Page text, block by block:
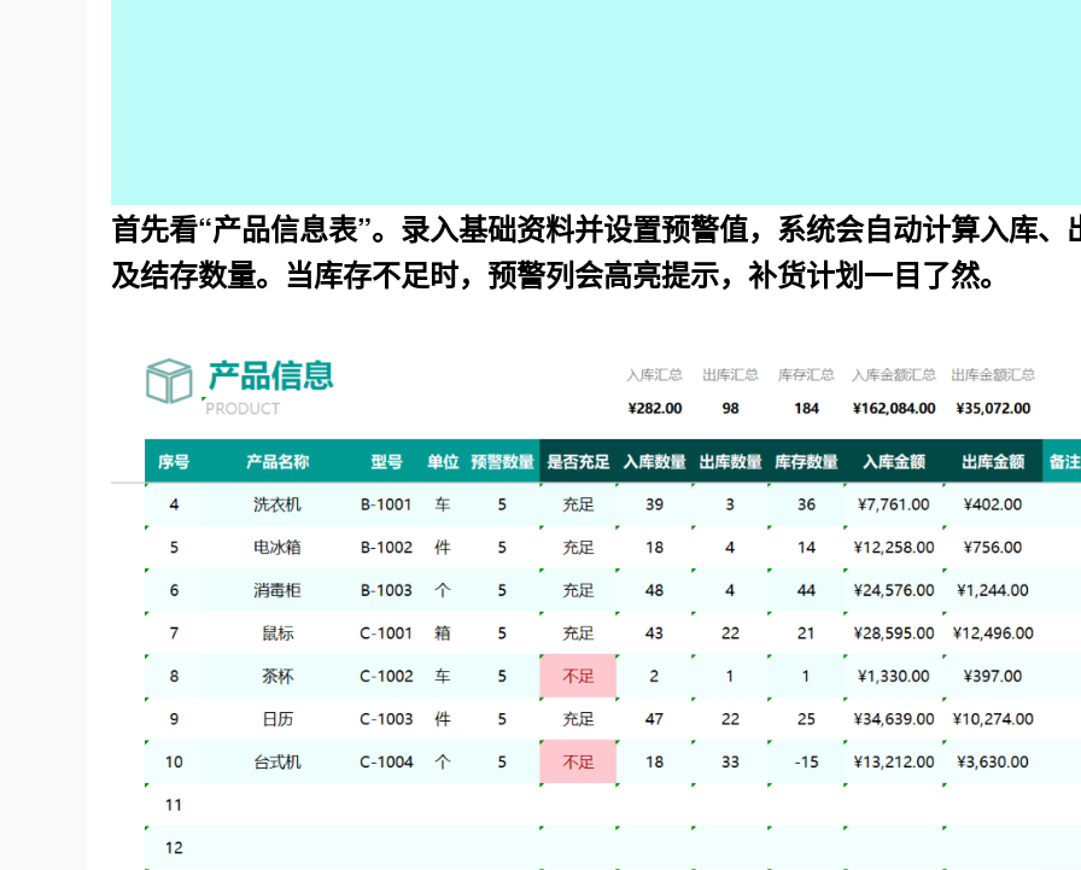
首先看“产品信息表”。录入基础资料并设置预警值，系统会自动计算入库、
及结存数量。当库存不足时，预警列会高亮提示，补货计划一目了然。